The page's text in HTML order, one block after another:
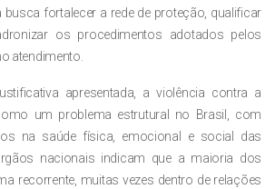
busca fortalecer a rede de proteção, qualificar
os procedimentos adotados pelos
atendimento.
apresentada, a violência contra a
um problema estrutural no Brasil, com
na saúde física, emocional e social das
nacionais indicam que a maioria dos
recorrente, muitas vezes dentro de relações